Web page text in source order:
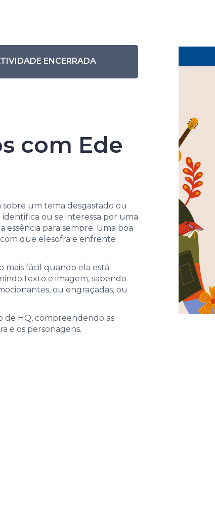
com Ede Galileu
ENCERRADA
com Ede
um tema desgastado ou
ou se interessa por uma
essência para sempre. Uma boa
que elesofra e enfrente
mais fácil quando ela está
texto e imagem, sabendo
ou engraçadas, ou
HQ, compreendendo as
e os personagens.